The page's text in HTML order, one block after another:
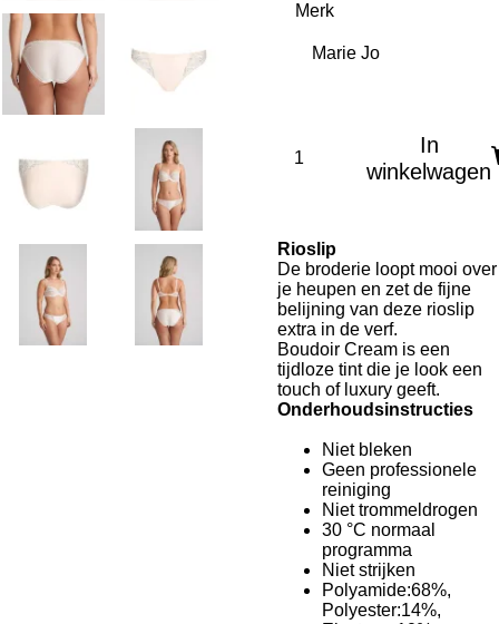
Merk
In
winkelwagen
Rioslip
De broderie loopt mooi over
je heupen en zet de fijne
belijning van deze rioslip
extra in de verf.
Boudoir Cream is een
tijdloze tint die je look een
touch of luxury geeft.
Onderhoudsinstructies
Niet bleken
Geen professionele
reiniging
Niet trommeldrogen
30 °C normaal
programma
Niet strijken
Polyamide:68%,
Polyester:14%,